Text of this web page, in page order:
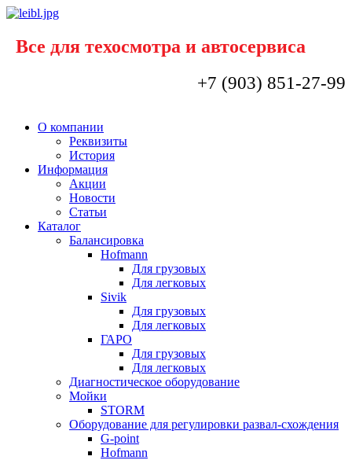
Все для техосмотра и автосервиса
+7 (903) 851-27-99
О компании
Реквизиты
История
Информация
Акции
Новости
Статьи
Каталог
Балансировка
Hofmann
Для грузовых
Для легковых
Sivik
Для грузовых
Для легковых
ГАРО
Для грузовых
Для легковых
Диагностическое оборудование
Мойки
STORM
Оборудование для регулировки развал-схождения
G-point
Hofmann